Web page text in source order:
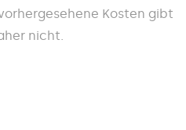
Kosten gibt
nicht.